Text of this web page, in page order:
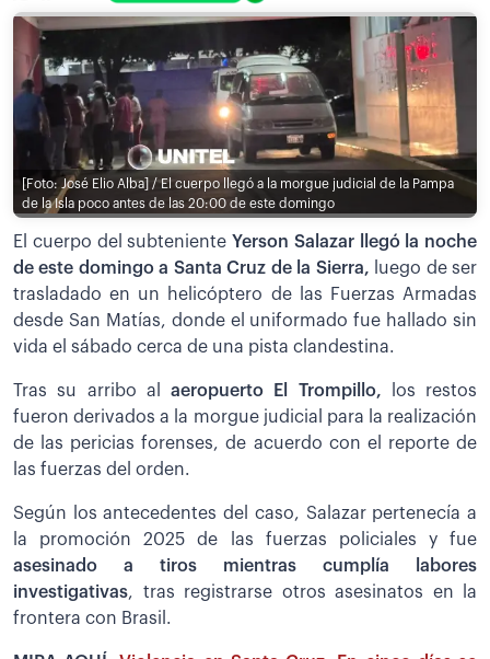
[Foto: José Elio Alba] / El cuerpo llegó a la morgue judicial de la Pampa
de la Isla poco antes de las 20:00 de este domingo
El cuerpo del subteniente Yerson Salazar llegó la noche
de este domingo a Santa Cruz de la Sierra,
luego de ser
trasladado en un helicóptero de las Fuerzas Armadas
desde San Matías, donde el uniformado fue hallado sin
vida el sábado cerca de una pista clandestina.
Tras su arribo al aeropuerto El Trompillo, los restos
fueron derivados a la morgue judicial para la realización
de las pericias forenses, de acuerdo con el reporte de
las fuerzas del orden.
Según los antecedentes del caso, Salazar pertenecía a
la promoción 2025 de las fuerzas policiales y fue
asesinado a tiros mientras cumplía labores
investigativas, tras registrarse otros asesinatos en la
frontera con Brasil.